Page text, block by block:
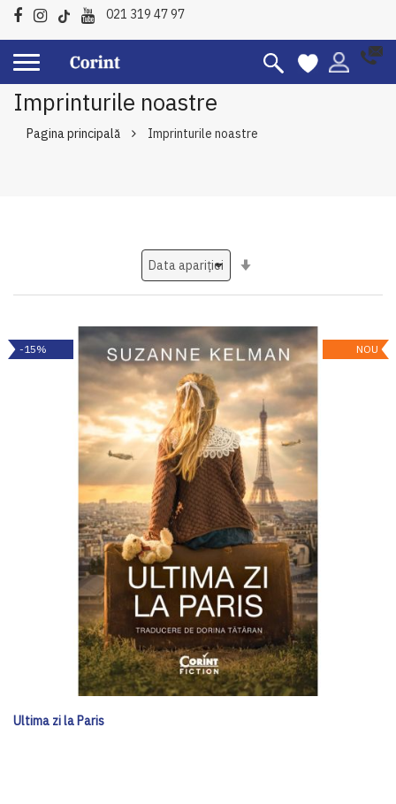
021 319 47 97
Imprinturile noastre
Pagina principală Imprinturile noastre
NOU
-15%
Ultima zi la Paris